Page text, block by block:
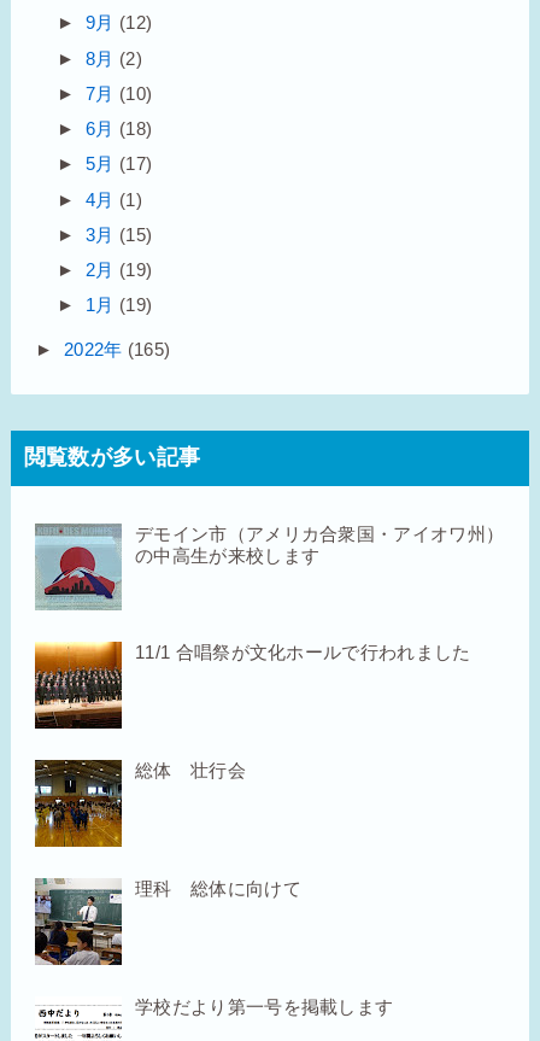
► 9月 (12)
► 8月 (2)
► 7月 (10)
► 6月 (18)
► 5月 (17)
► 4月 (1)
► 3月 (15)
► 2月 (19)
► 1月 (19)
► 2022年 (165)
閲覧数が多い記事
デモイン市（アメリカ合衆国・アイオワ州）
の中高生が来校します
11/1 合唱祭が文化ホールで行われました
総体 壮行会
理科 総体に向けて
学校だより第一号を掲載します